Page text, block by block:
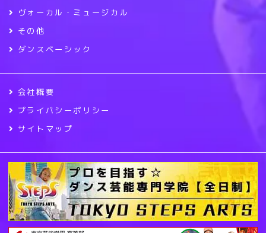
ヴォーカル・ミュージカル
その他
ダンスベーシック
会社概要
プライバシーポリシー
サイトマップ